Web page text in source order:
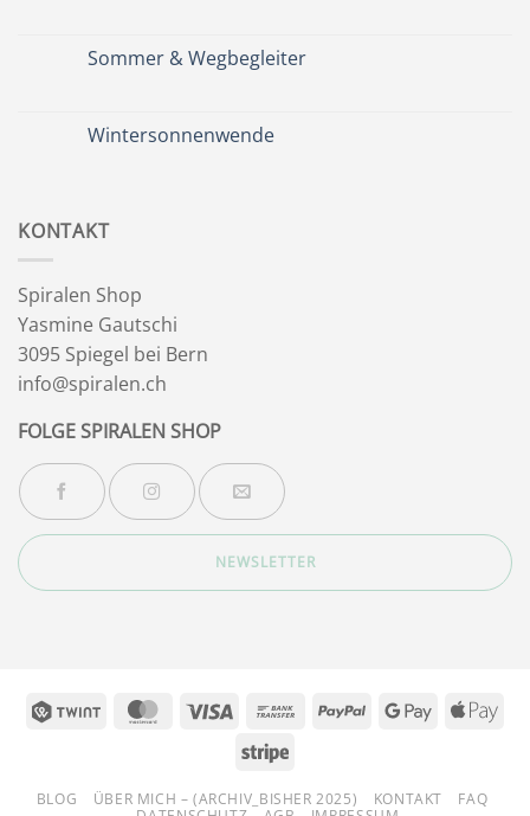
Zeit
für
Sommer & Wegbegleiter
Sommer
&
Wintersonnenwende
KONTAKT
Spiralen Shop
Yasmine Gautschi
3095 Spiegel bei Bern
info@spiralen.ch
FOLGE SPIRALEN SHOP
NEWSLETTER
Twint MasterCard
Visa
Bank
PayPal
Google
Stripe
BLOG ÜBER MICH – (ARCHIV_BISHER 2025) KONTAKT
FAQ